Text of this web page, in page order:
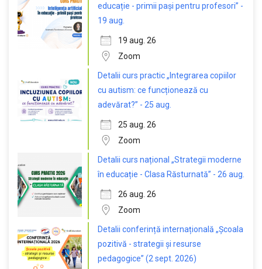
educație - primii pași pentru profesori” -
19 aug.
19 aug. 26
Zoom
Detalii curs practic „Integrarea copiilor
cu autism: ce funcționează cu
adevărat?” - 25 aug.
25 aug. 26
Zoom
Detalii curs național „Strategii moderne
în educație - Clasa Răsturnată” - 26 aug.
26 aug. 26
Zoom
Detalii conferință internațională „Școala
pozitivă - strategii și resurse
pedagogice” (2 sept. 2026)